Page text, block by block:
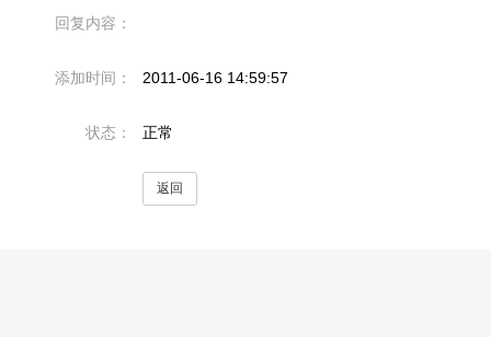
回复内容：
添加时间： 2011-06-16 14:59:57
状态： 正常
返回